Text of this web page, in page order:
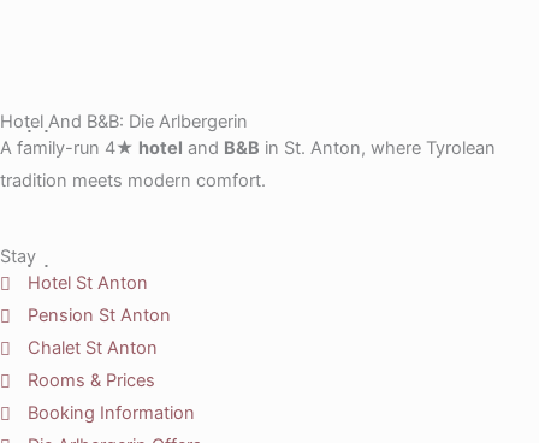
Hotel And B&B: Die Arlbergerin
A family-run 4★ hotel and B&B in St. Anton, where Tyrolean
tradition meets modern comfort.
Stay
Hotel St Anton
Pension St Anton
Chalet St Anton
Rooms & Prices
Booking Information